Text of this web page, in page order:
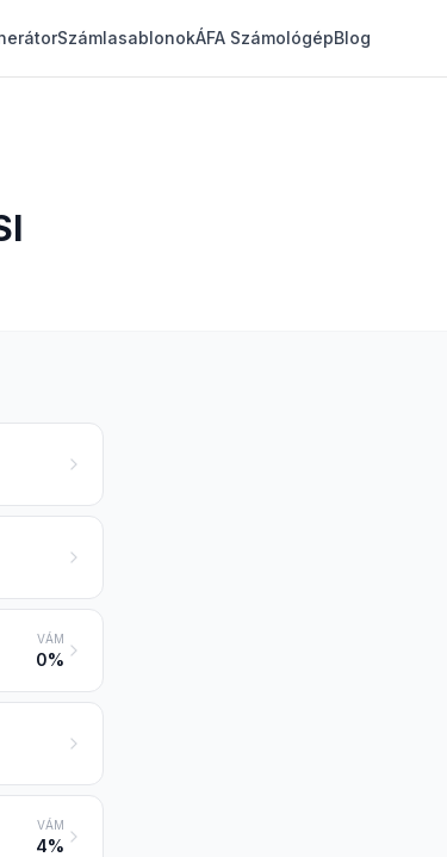
SzámlasablonokÁFA SzámológépBlog
VÁM
0%
VÁM
4%